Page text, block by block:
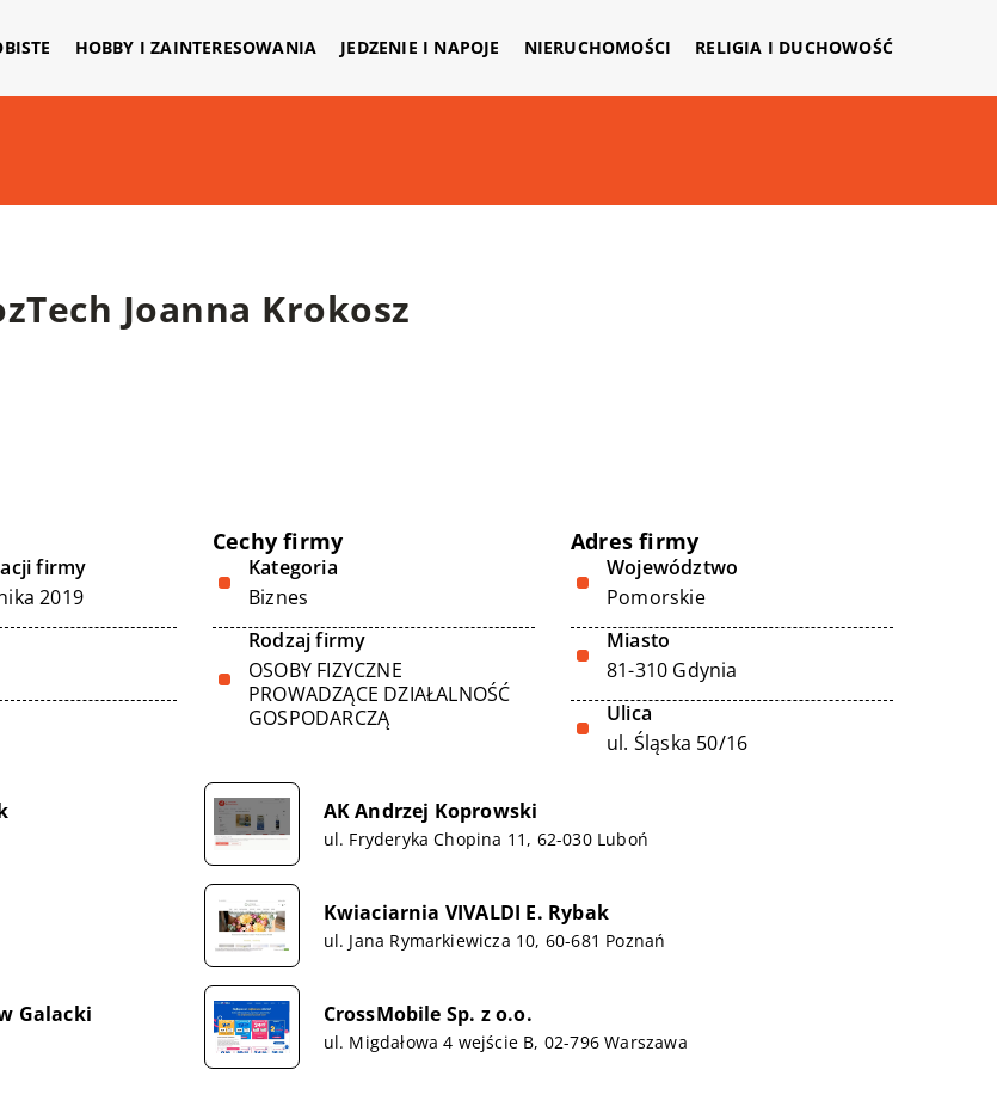
HOBBY I ZAINTERESOWANIA JEDZENIE I NAPOJE NIERUCHOMOŚCI RELIGIA I DUCHOWOŚĆ
Joanna Krokosz
firmy
2019
Cechy firmy
Kategoria
Biznes
Rodzaj firmy
OSOBY FIZYCZNE
PROWADZĄCE DZIAŁALNOŚĆ
GOSPODARCZĄ
Adres firmy
Województwo
Pomorskie
Miasto
81-310 Gdynia
Ulica
ul. Śląska 50/16
AK Andrzej Koprowski
ul. Fryderyka Chopina 11, 62-030 Luboń
Kwiaciarnia VIVALDI E. Rybak
ul. Jana Rymarkiewicza 10, 60-681 Poznań
Galacki CrossMobile Sp. z o.o.
ul. Migdałowa 4 wejście B, 02-796 Warszawa